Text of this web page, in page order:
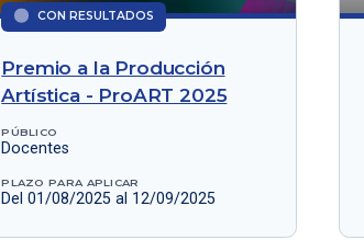
CON RESULTADOS
Premio a la Producción
Artística - ProART 2025
PÚBLICO
Docentes
PLAZO PARA APLICAR
Del 01/08/2025 al 12/09/2025